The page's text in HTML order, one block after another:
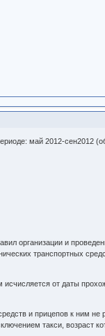
май 2012-сен2012
организации и
транспортных
от даты
и прицепов к ним
такси, возраст